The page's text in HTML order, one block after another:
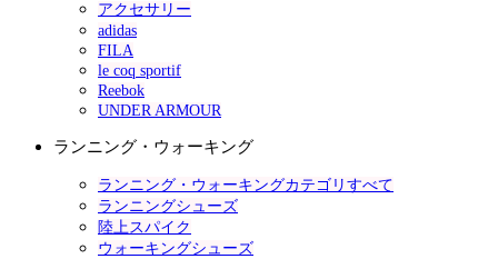
アクセサリー
adidas
FILA
le coq sportif
Reebok
UNDER ARMOUR
ランニング・ウォーキング
ランニング・ウォーキングカテゴリすべて
ランニングシューズ
陸上スパイク
ウォーキングシューズ